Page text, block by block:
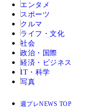
エンタメ
スポーツ
クルマ
ライフ・文化
社会
政治・国際
経済・ビジネス
IT・科学
写真
週プレNEWS TOP